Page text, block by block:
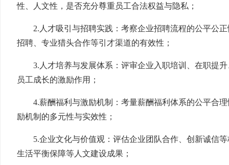
性、人文性，是否充分尊重员工合法权益与隐私；
2.人才吸引与招聘实践：考察企业招聘流程的公平公
招聘、专业猎头合作等引才渠道的有效性；
3.人才培养与发展体系：评审企业入职培训、在职提
员工成长的激励作用；
4.薪酬福利与激励机制：考量薪酬福利体系的公平合
励机制的多元性与实效性；
5.企业文化与价值观：评估企业团队合作、创新诚信
生活平衡保障等人文建设成果；